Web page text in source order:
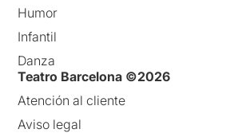
Humor
Infantil
Danza
Teatro Barcelona ©2026
Atención al cliente
Aviso legal